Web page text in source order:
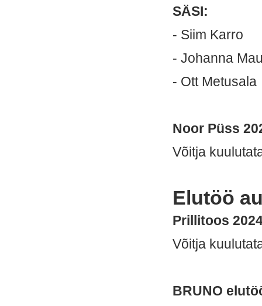
SÄSI:
- Siim Karro
- Johanna
- Ott Metusala
Noor Püss
Võitja
Elutöö
Prillitoos
Võitja
BRUNO